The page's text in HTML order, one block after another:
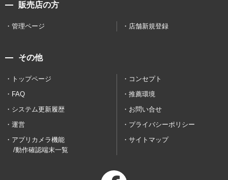
販売店の方
管理ページ 店舗新規登録
その他
トップページ
コンセプト
FAQ
推薦環境
システム更新履歴
お問い合せ
運営
プライバシーポリシー
アプリカメラ機能
/動作確認端末一覧
サイトマップ